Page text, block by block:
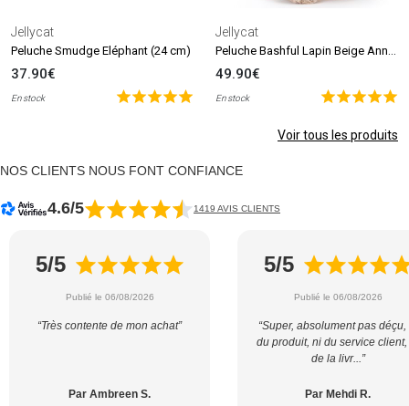
Jellycat
Peluche Smudge Eléphant (24 cm)
37.90€
En stock
Jellycat
49.90€
En stock
Voir tous les produits
NOS CLIENTS NOUS FONT CONFIANCE
4.6/5 1419 AVIS CLIENTS
5/5
Publié le 06/08/2026
“Très contente de mon achat”
Par Ambreen S.
5/5
Publié le 06/08/2026
“Super, absolument pas déçu,
du produit, ni du service
de la livr...”
Par Mehdi R.